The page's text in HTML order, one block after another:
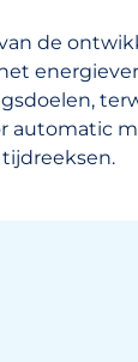
de
automatic